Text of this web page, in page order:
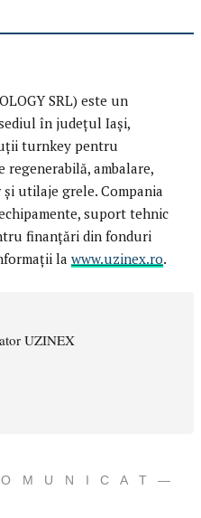
SRL) este un
în județul Iași,
turnkey pentru
regenerabilă, ambalare,
utilaje grele. Compania
suport tehnic
finanțări din fonduri
la www.uzinex.ro.
UZINEX
M U N I C A T —